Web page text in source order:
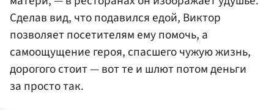
Сделав вид, что подавился едой, Виктор
позволяет посетителям ему помочь, а
самоощущение героя, спасшего чужую жизнь,
дорогого стоит — вот те и шлют потом деньги
за просто так.